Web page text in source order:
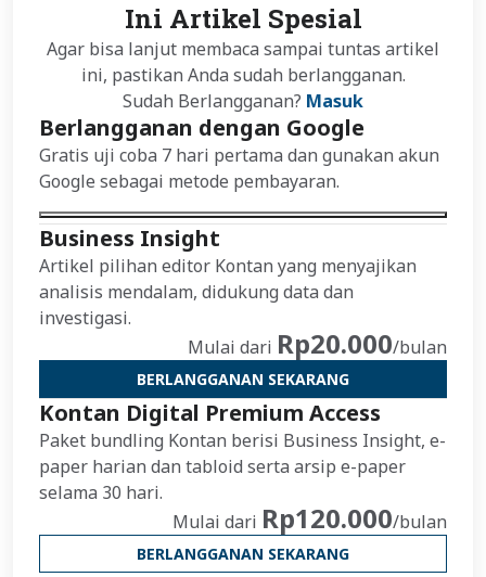
Ini Artikel Spesial
Agar bisa lanjut membaca sampai tuntas artikel
ini, pastikan Anda sudah berlangganan.
Sudah Berlangganan? Masuk
Berlangganan dengan Google
Gratis uji coba 7 hari pertama dan gunakan akun
Google sebagai metode pembayaran.
Business Insight
Artikel pilihan editor Kontan yang menyajikan
analisis mendalam, didukung data dan
investigasi.
Mulai dari Rp20.000/bulan
BERLANGGANAN SEKARANG
Kontan Digital Premium Access
Paket bundling Kontan berisi Business Insight, e-
paper harian dan tabloid serta arsip e-paper
selama 30 hari.
Mulai dari Rp120.000/bulan
BERLANGGANAN SEKARANG